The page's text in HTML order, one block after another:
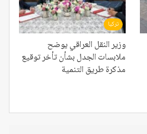
تركيا
وزير النقل العراقي يوضح
ملابسات الجدل بشأن تأخر توقيع
مذكرة طريق التنمية